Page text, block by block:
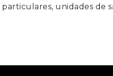
unidades de